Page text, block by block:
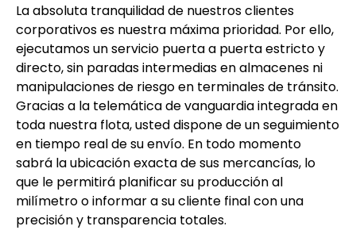
La absoluta tranquilidad de nuestros clientes
corporativos es nuestra máxima prioridad. Por ello,
ejecutamos un servicio puerta a puerta estricto y
directo, sin paradas intermedias en almacenes ni
manipulaciones de riesgo en terminales de tránsito.
Gracias a la telemática de vanguardia integrada en
toda nuestra flota, usted dispone de un seguimiento
en tiempo real de su envío. En todo momento
sabrá la ubicación exacta de sus mercancías, lo
que le permitirá planificar su producción al
milímetro o informar a su cliente final con una
precisión y transparencia totales.